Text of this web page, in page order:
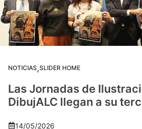
NOTICIAS,SLIDER HOME
Las Jornadas de
DibujALC llegan a su
14/05/2026